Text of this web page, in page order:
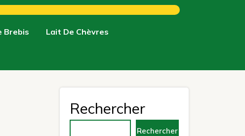
Brebis Lait De Chèvres
Rechercher
Rechercher